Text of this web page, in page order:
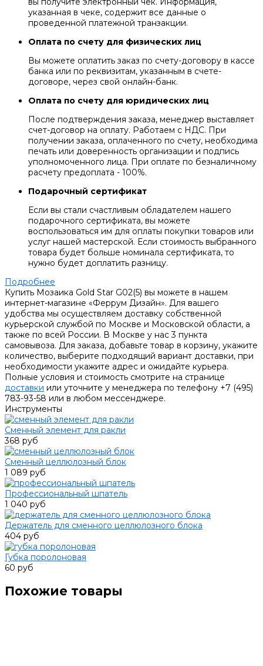
указанная в чеке, содержит все данные о
проведенной платежной транзакции.
Оплата по счету для физических лиц
Вы можете оплатить заказ по счету-договору в кассе
банка или по реквизитам, указанным в счете-
договоре, через свой онлайн-банк.
Оплата по счету для юридических лиц
После подтверждения заказа, менеджер выставляет
счет-договор на оплату. Работаем с НДС. При
получении заказа, оплаченного по счету, необходима
печать или доверенность организации и подпись
уполномоченного лица. При оплате по безналичному
расчету предоплата - 100%.
Подарочный сертификат
Если вы стали счастливым обладателем нашего
подарочного сертификата, вы можете
воспользоваться им для оплаты покупки товаров или
услуг нашей мастерской. Если стоимость выбранного
товара будет больше номинала сертификата, то
нужно будет доплатить разницу.
Подробнее
Купить Мозаика Gold Star G02(5) вы можете в нашем
интернет-магазине «Феррум Дизайн». Для вашего
удобства мы осуществляем доставку собственной
курьерской службой по Москве и Московской области, а
также по всей России. В Москве у нас 3 пункта
самовывоза. Для заказа, добавьте товар в корзину, укажите
количество, выберите подходящий вариант доставки, при
необходимости укажите адрес и ожидайте курьера.
Полные условия и стоимость смотрите на странице
доставки или уточните у менеджера по телефону +7 (495)
783-93-58 или в любом мессенджере.
Инструменты
Сменный элемент для ракли
368 руб
Сменный целлюлозный блок
1 089 руб
Профессиональный шпатель
1 040 руб
Держатель для сменного целлюлозного блока
404 руб
Губка поролоновая
60 руб
Похожие товары